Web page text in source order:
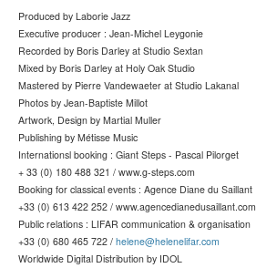
Produced by Laborie Jazz
Executive producer : Jean-Michel Leygonie
Recorded by Boris Darley at Studio Sextan
Mixed by Boris Darley at Holy Oak Studio
Mastered by Pierre Vandewaeter at Studio Lakanal
Photos by Jean-Baptiste Millot
Artwork, Design by Martial Muller
Publishing by Métisse Music
Internationsl booking : Giant Steps - Pascal Pilorget
+ 33 (0) 180 488 321 / www.g-steps.com
Booking for classical events : Agence Diane du Saillant
+33 (0) 613 422 252 / www.agencedianedusaillant.com
Public relations : LIFAR communication & organisation
+33 (0) 680 465 722 / helene@helenelifar.com
Worldwide Digital Distribution by IDOL